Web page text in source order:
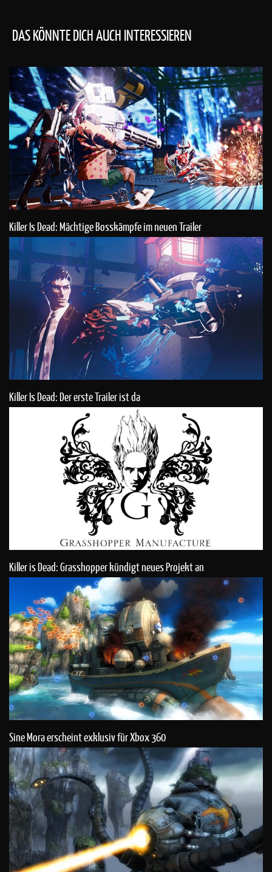
DAS KÖNNTE DICH AUCH INTERESSIEREN
Killer Is Dead: Mächtige Bosskämpfe im neuen Trailer
Killer Is Dead: Der erste Trailer ist da
Killer is Dead: Grasshopper kündigt neues Projekt an
Sine Mora erscheint exklusiv für Xbox 360